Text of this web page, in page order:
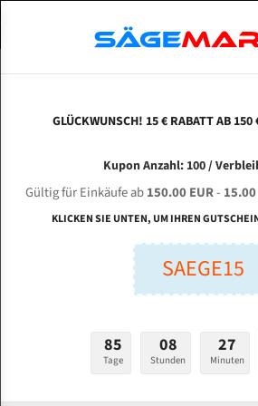
JULIHUANG S - 350 für
Länge (mm):
Stärken +
ABOUTS
ENGLISH
Bi-Metall Meterware
Fleischerei Bandsägeblätter
Bandmesser Glatt Meterware
Konvex Meterware
GLÜCKWUNSCH! 15 € RABATT AB
Kupon Anzahl: 100 /
Gültig für Einkäufe ab150.00 EUR- 15.00
KLICKEN SIE UNTEN, UM IHREN
SAEGE15
85
Tage
08
Stunden
27
Minuten